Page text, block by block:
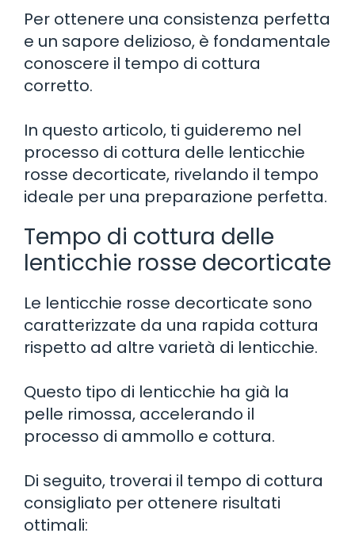
Per ottenere una consistenza perfetta
e un sapore delizioso, è fondamentale
conoscere il tempo di cottura
corretto.
In questo articolo, ti guideremo nel
processo di cottura delle lenticchie
rosse decorticate, rivelando il tempo
ideale per una preparazione perfetta.
Tempo di cottura delle
lenticchie rosse decorticate
Le lenticchie rosse decorticate sono
caratterizzate da una rapida cottura
rispetto ad altre varietà di lenticchie.
Questo tipo di lenticchie ha già la
pelle rimossa, accelerando il
processo di ammollo e cottura.
Di seguito, troverai il tempo di cottura
consigliato per ottenere risultati
ottimali: